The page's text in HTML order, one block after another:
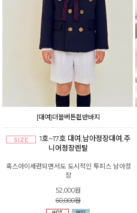
[대여]더블버튼흰반바지
1호~17호 대여,남아정장대여,주
니어정장렌탈
혹스아이세련되면서도 도시적인 투피스 남아정
장
52,000원
60,000원